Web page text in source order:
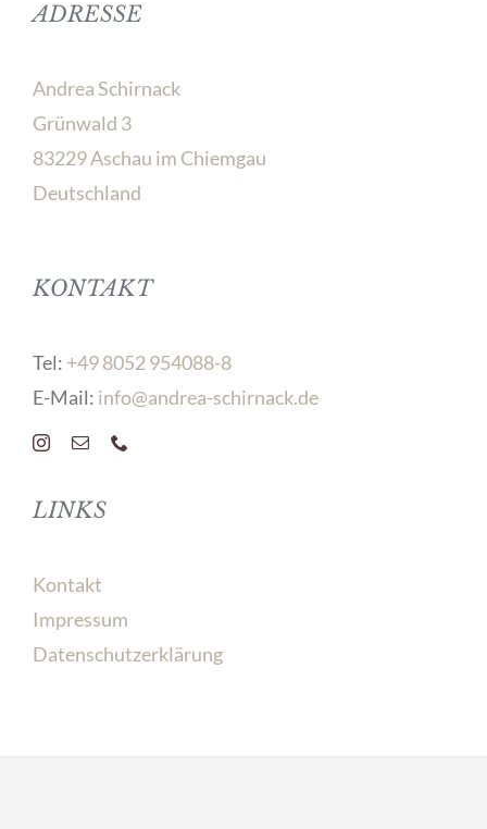
ADRESSE
Andrea Schirnack
Grünwald 3
83229 Aschau im Chiemgau
Deutschland
KONTAKT
Tel: +49 8052 954088-8
E-Mail: info@andrea-schirnack.de
LINKS
Kontakt
Impressum
Datenschutzerklärung